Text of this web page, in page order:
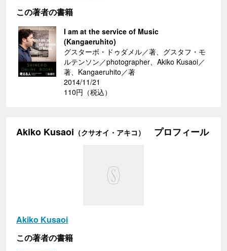
この著者の書籍
I am at the service of Music
(Kangaeruhito)
グスターボ・ドゥダメル／著、グスタフ・モ
ルテンソン／photographer、Akiko Kusaoi／
著、Kangaeruhito／著
2014/11/21
110円（税込）
Akiko Kusaoi （クサオイ・アキコ） プロフィール
Akiko Kusaoi
この著者の書籍